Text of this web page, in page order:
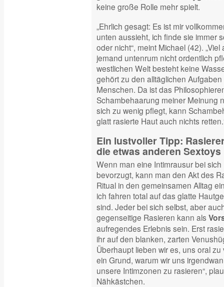
keine große Rolle mehr spielt.
„Ehrlich gesagt: Es ist mir
unten aussieht, ich finde sie immer
oder nicht“, meint Michael (42).
jemand untenrum nicht ordentlich
westlichen Welt besteht keine
gehört zu den alltäglichen
Menschen. Da ist das
Schambehaarung meiner Meinung
sich zu wenig pflegt, kann
glatt rasierte Haut auch nichts
Ein lustvoller Tipp:
die etwas anderen Sextoys
Wenn man eine Intimrausur bei
bevorzugt, kann man den Akt des
Ritual in den gemeinsamen Alltag
ich fahren total auf das glatte
sind. Jeder bei sich selbst, aber
gegenseitige Rasieren kann als
aufregendes Erlebnis sein. Erst
ihr auf den blanken, zarten
Überhaupt lieben wir es, uns oral
ein Grund, warum wir uns
unsere Intimzonen zu rasieren“,
Nähkästchen.